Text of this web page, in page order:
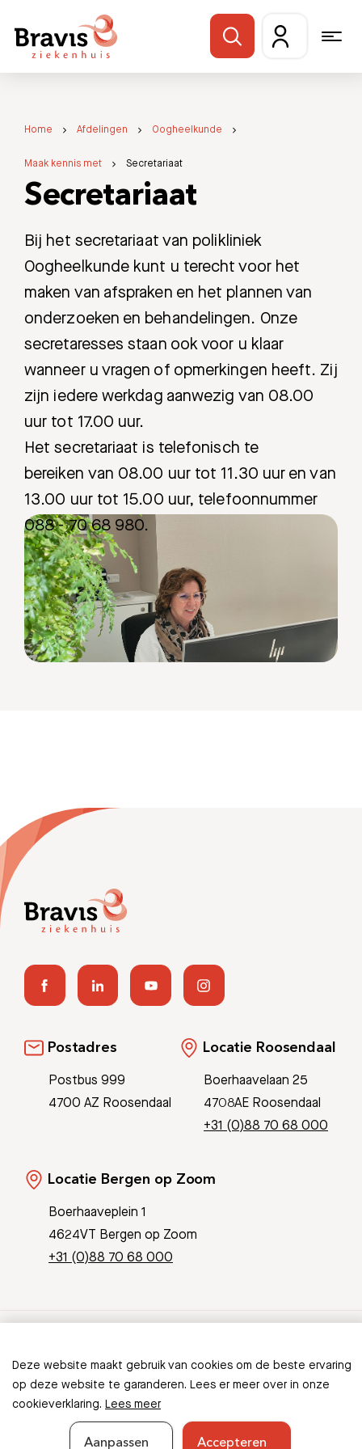
Deze website maakt gebruik van cookies om de beste ervaring
op deze website te garanderen. Lees er meer over in onze
cookieverklaring. Lees meer
Aanpassen Accepteren
Zoeken
Home Afdelingen Oogheelkunde
Maak kennis met Secretariaat
Secretariaat
Bij het secretariaat van polikliniek
Oogheelkunde kunt u terecht voor het
maken van afspraken en het plannen van
onderzoeken en behandelingen. Onze
secretaresses staan ook voor u klaar
wanneer u vragen of opmerkingen heeft. Zij
zijn iedere werkdag aanwezig van 08.00
uur tot 17.00 uur.
Het secretariaat is telefonisch te
bereiken van 08.00 uur tot 11.30 uur en van
13.00 uur tot 15.00 uur, telefoonnummer
088 - 70 68 980.
Postadres
Postbus 999
4700 AZ Roosendaal
Locatie Roosendaal
Boerhaavelaan 25
4708AE Roosendaal
+31 (0)88 70 68 000
Locatie Bergen op Zoom
Boerhaaveplein 1
4624VT Bergen op Zoom
+31 (0)88 70 68 000
© Copyright 2026 Bravis
Patient Journey App